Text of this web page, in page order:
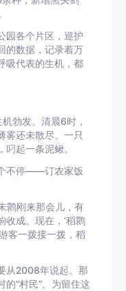
各个片区，巡护
的数据，记录着万
吸代表的生机，都
勃发。清晨6时，
雾还未散尽。一只
起一条泥鳅。
不停——订农家饭
鹮刚来那会儿，有
收成。现在，‘稻鹮
客一拨接一拨，稻
2008年说起。那
“村民”。为留住这